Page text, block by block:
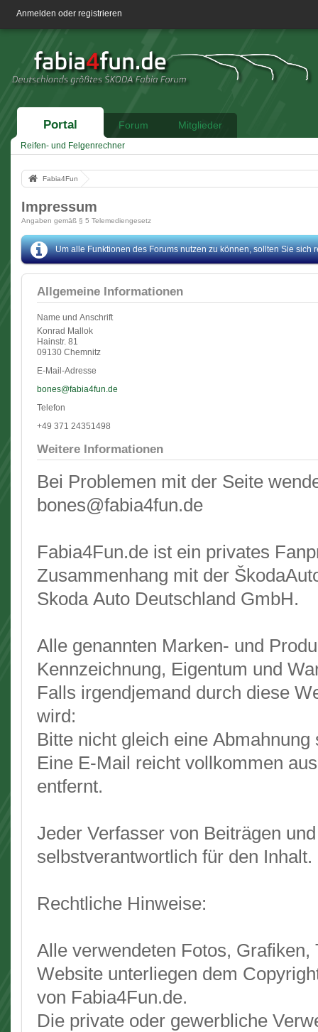
Anmelden oder registrieren
Portal Forum Mitglieder
Reifen- und Felgenrechner
Fabia4Fun
Impressum
Angaben gemäß § 5 Telemediengesetz
Um alle Funktionen des Forums nutzen zu können, sollten Sie
Allgemeine Informationen
Name und Anschrift
Konrad Mallok
Hainstr. 81
09130 Chemnitz
E-Mail-Adresse
bones@fabia4fun.de
Telefon
+49 371 24351498
Weitere Informationen
Bei Problemen mit der Seite
bones@fabia4fun.de
Fabia4Fun.de ist ein privates
Zusammenhang mit der
Skoda Auto Deutschland GmbH.
Alle genannten Marken- und
Kennzeichnung, Eigentum und
Falls irgendjemand durch diese
wird:
Bitte nicht gleich eine Abmahnung
Eine E-Mail reicht vollkommen
entfernt.
Jeder Verfasser von Beiträgen
selbstverantwortlich für den Inhalt.
Rechtliche Hinweise:
Alle verwendeten Fotos,
Website unterliegen dem
von Fabia4Fun.de.
Die private oder gewerbliche